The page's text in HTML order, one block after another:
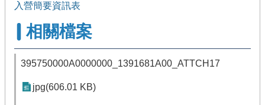
入營簡要資訊表
相關檔案
395750000A0000000_1391681A00_ATTCH17
jpg(606.01 KB)